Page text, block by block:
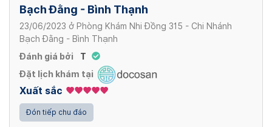
Bạch Đằng - Bình Thạnh
23/06/2023 ở Phòng Khám Nhi Đồng 315 - Chi Nhánh
Bạch Đằng - Bình Thạnh
Đánh giá bởi
T
Đặt lịch khám tại
Xuất sắc
Đón tiếp chu đáo